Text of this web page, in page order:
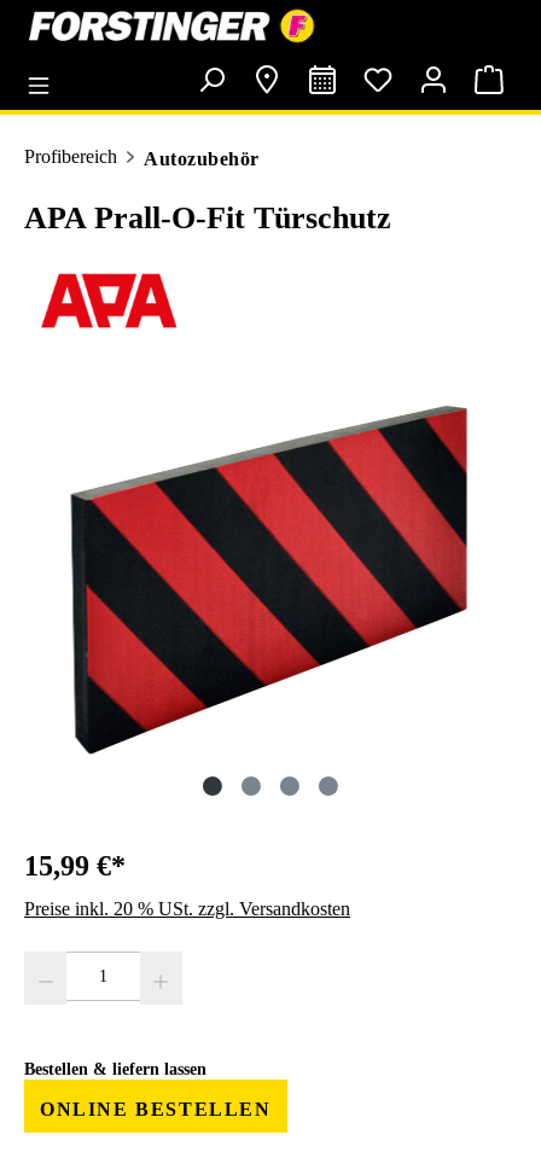
springen
Profibereich Autozubehör
APA Prall-O-Fit Türschutz
15,99 €*
Preise inkl. 20 % USt. zzgl. Versandkosten
Bestellen & liefern lassen
ONLINE BESTELLEN